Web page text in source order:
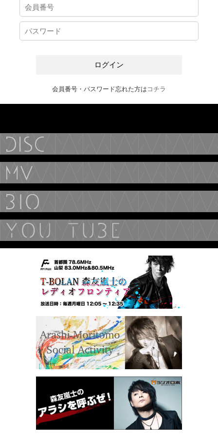
会員番号・パスワード忘れた方は コチラ